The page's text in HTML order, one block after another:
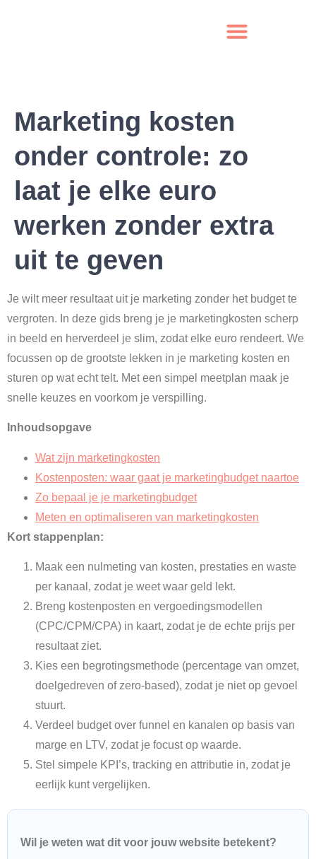
Marketing kosten
onder controle: zo
laat je elke euro
werken zonder extra
uit te geven
Je wilt meer resultaat uit je marketing zonder het budget te
vergroten. In deze gids breng je je marketingkosten scherp
in beeld en herverdeel je slim, zodat elke euro rendeert. We
focussen op de grootste lekken in je marketing kosten en
sturen op wat echt telt. Met een simpel meetplan maak je
snelle keuzes en voorkom je verspilling.
Inhoudsopgave
Wat zijn marketingkosten
Kostenposten: waar gaat je marketingbudget naartoe
Zo bepaal je je marketingbudget
Meten en optimaliseren van marketingkosten
Kort stappenplan:
Maak een nulmeting van kosten, prestaties en waste
per kanaal, zodat je weet waar geld lekt.
Breng kostenposten en vergoedingsmodellen
(CPC/CPM/CPA) in kaart, zodat je de echte prijs per
resultaat ziet.
Kies een begrotingsmethode (percentage van omzet,
doelgedreven of zero-based), zodat je niet op gevoel
stuurt.
Verdeel budget over funnel en kanalen op basis van
marge en LTV, zodat je focust op waarde.
Stel simpele KPI’s, tracking en attributie in, zodat je
eerlijk kunt vergelijken.
Wil je weten wat dit voor jouw website betekent?